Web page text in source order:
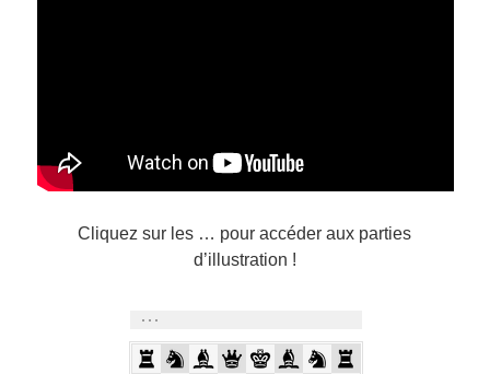
Cliquez sur les … pour accéder aux parties
d’illustration !